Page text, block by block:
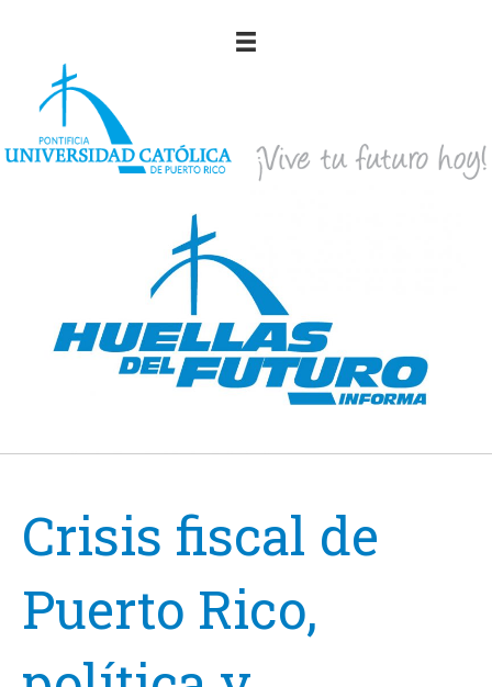
Crisis fiscal de
Puerto Rico,